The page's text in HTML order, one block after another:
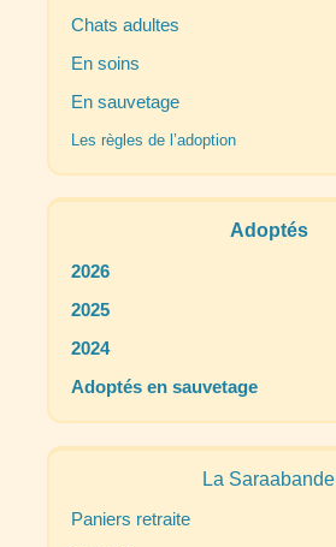
Chats adultes
En soins
En sauvetage
Les règles de l’adoption
Adoptés
2026
2025
2024
Adoptés en sauvetage
La Saraabande
Paniers retraite